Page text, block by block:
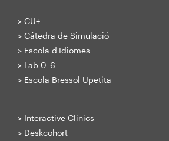
> CU+
> Cátedra de Simulació
> Escola d'Idiomes
> Lab 0_6
> Escola Bressol Upetita
> Interactive Clinics
> Deskcohort